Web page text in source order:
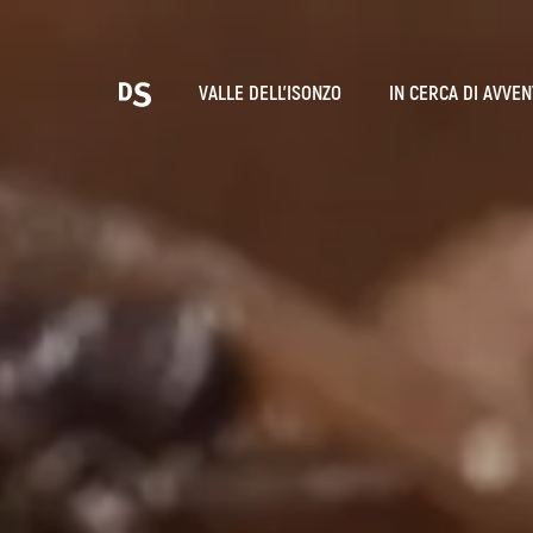
VALLE DELL'ISONZO IN CERCA DI